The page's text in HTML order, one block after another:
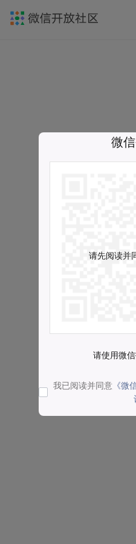
微
请先阅读并
请使用微
我已阅读并同意 《微